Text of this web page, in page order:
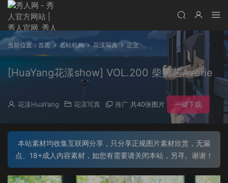
当前位置： 首页 名站机构 花漾写真 正文
[HuaYang花漾show] VOL.200 柴婉艺Averie
花漾HuaYang 花漾写真 推广 共40张图片 一键下载
本站素材均收集互联网分享，只分享正规图片素材欣赏，无漏
点、18+成人内容素材，如您有需要请关闭本站，另寻。谢谢！